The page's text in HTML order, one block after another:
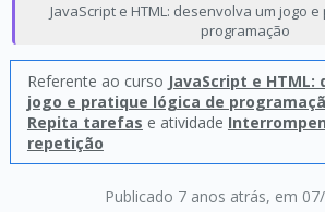
Publicado 7 anos atrás, em
JavaScript e HTML: desenvolva um jogo
programação
Referente ao curso JavaScript e HTML:
jogo e pratique lógica de
Repita tarefas e atividade
repetição